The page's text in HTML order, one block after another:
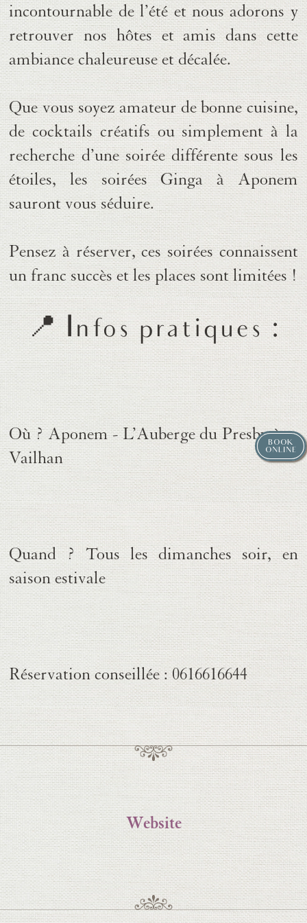
BOOK
ONLINE
incontournable de l’étéet nous adorons y
retrouver nos hôtes et amis dans cette
ambiance chaleureuse et décalée.
Que vous soyez amateur de bonne cuisine,
de cocktails créatifs ou simplement à la
recherche d’une soirée différente sous les
étoiles, lessoirées Ginga à Aponem
sauront vous séduire.
Pensez à réserver, ces soirées connaissent
un franc succès et les places sont limitées !
📍 Infos pratiques :
Où ?Aponem - L’Auberge du Presbytère,
Vailhan
Quand ?Tous les dimanches soir, en
saison estivale
Réservation conseillée: 0616616644
Website